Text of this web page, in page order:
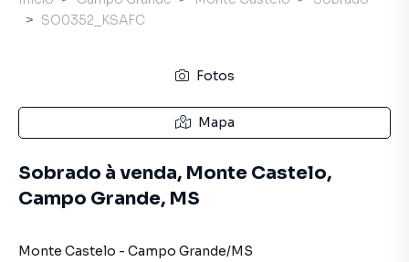
SO0352_KSAFC
Fotos
Mapa
Sobrado à venda, Monte Castelo,
Campo Grande, MS
Monte Castelo - Campo Grande/MS